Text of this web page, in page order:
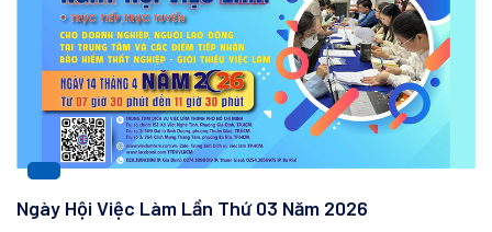
Ngày Hội Việc Làm Lần Thứ 03 Năm 2026